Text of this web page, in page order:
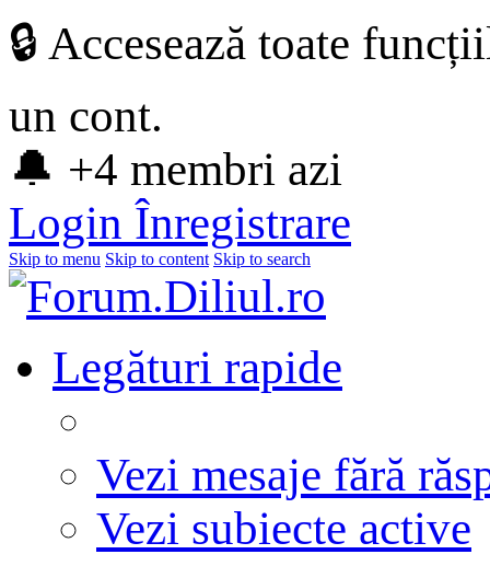
🔒 Accesează toate
un cont.
🔔 +4 membri azi
Login Înregistrare
Skip to menu Skip to content Skip to search
Legături rapide
Vezi mesaje fără
Vezi subiecte active